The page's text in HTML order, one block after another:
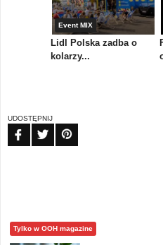
Event MIX
Lidl Polska zadba o
kolarzy...
UDOSTĘPNIJ
Tylko w OOH magazine